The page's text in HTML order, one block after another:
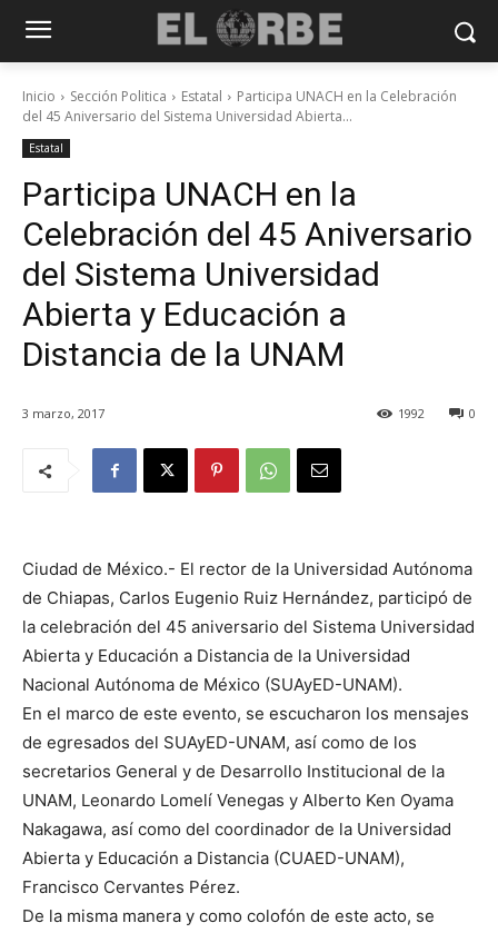
Inicio Sección Politica Estatal
Participa UNACH en la Celebración
del 45 Aniversario del Sistema Universidad Abierta...
Estatal
Participa UNACH en la
Celebración del 45 Aniversario
del Sistema Universidad
Abierta y Educación a
Distancia de la UNAM
3 marzo, 2017 0
1992
Ciudad de México.- El rector de la Universidad Autónoma
de Chiapas, Carlos Eugenio Ruiz Hernández, participó de
la celebración del 45 aniversario del Sistema Universidad
Abierta y Educación a Distancia de la Universidad
Nacional Autónoma de México (SUAyED-UNAM).
En el marco de este evento, se escucharon los mensajes
de egresados del SUAyED-UNAM, así como de los
secretarios General y de Desarrollo Institucional de la
UNAM, Leonardo Lomelí Venegas y Alberto Ken Oyama
Nakagawa, así como del coordinador de la Universidad
Abierta y Educación a Distancia (CUAED-UNAM),
Francisco Cervantes Pérez.
De la misma manera y como colofón de este acto, se